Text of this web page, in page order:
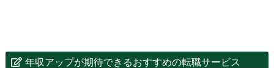
年収アップが期待できるおすすめの転職サービス